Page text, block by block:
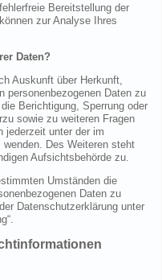
Bereitstellung der
zur Analyse Ihres
Daten?
Auskunft über Herkunft,
personenbezogenen Daten zu
Berichtigung, Sperrung oder
sowie zu weiteren Fragen
jederzeit unter der im
Des Weiteren steht
Aufsichtsbehörde zu.
Umständen die
Daten zu
Datenschutzerklärung unter